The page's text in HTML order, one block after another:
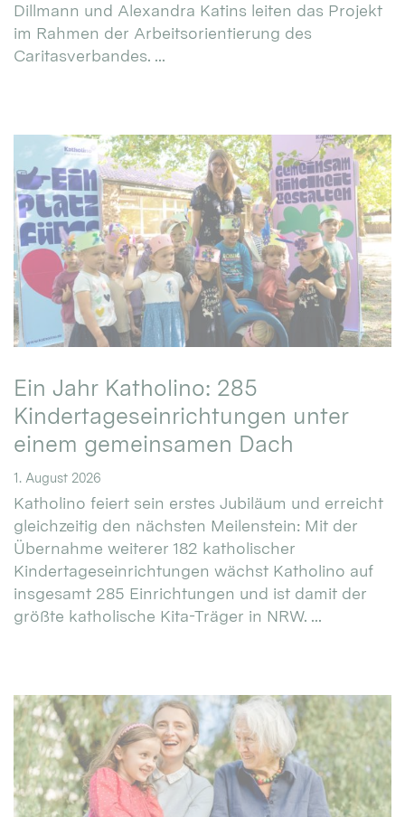
Dillmann und Alexandra Katins leiten das Projekt
im Rahmen der Arbeitsorientierung des
Caritasverbandes. ...
Ein Jahr Katholino: 285
Kindertageseinrichtungen unter
einem gemeinsamen Dach
1. August 2026
Katholino feiert sein erstes Jubiläum und erreicht
gleichzeitig den nächsten Meilenstein: Mit der
Übernahme weiterer 182 katholischer
Kindertageseinrichtungen wächst Katholino auf
insgesamt 285 Einrichtungen und ist damit der
größte katholische Kita-Träger in NRW. ...